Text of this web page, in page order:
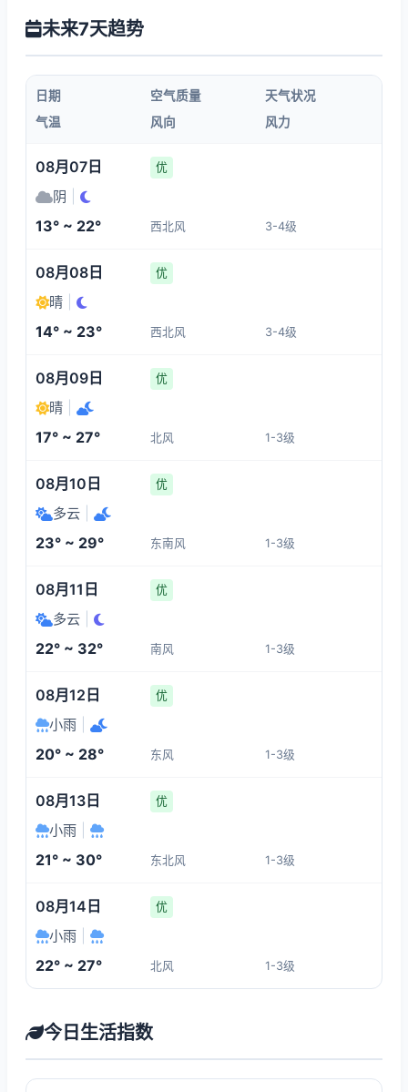
25° 26°
15:00
27°
1-3
16:00 18:00
01:00
16°
1-3
19:00 21:00
21°
1-3 1-3
05:00
14°
06:00
1-3
未来7天趋势
日期 空气质量
天气状况
气温
风向 风力
08月07日 优
阴
13° ~ 22° 西北风 3-4级
08月08日 优
晴
14° ~ 23° 西北风 3-4级
08月09日 优
晴
17° ~ 27° 北风 1-3级
08月10日 优
多云
23° ~ 29° 东南风 1-3级
08月11日 优
多云
22° ~ 32° 南风 1-3级
08月12日 优
小雨
20° ~ 28° 东风 1-3级
08月13日 优
小雨
21° ~ 30° 东北风 1-3级
08月14日 优
小雨
22° ~ 27° 北风 1-3级
今日生活指数